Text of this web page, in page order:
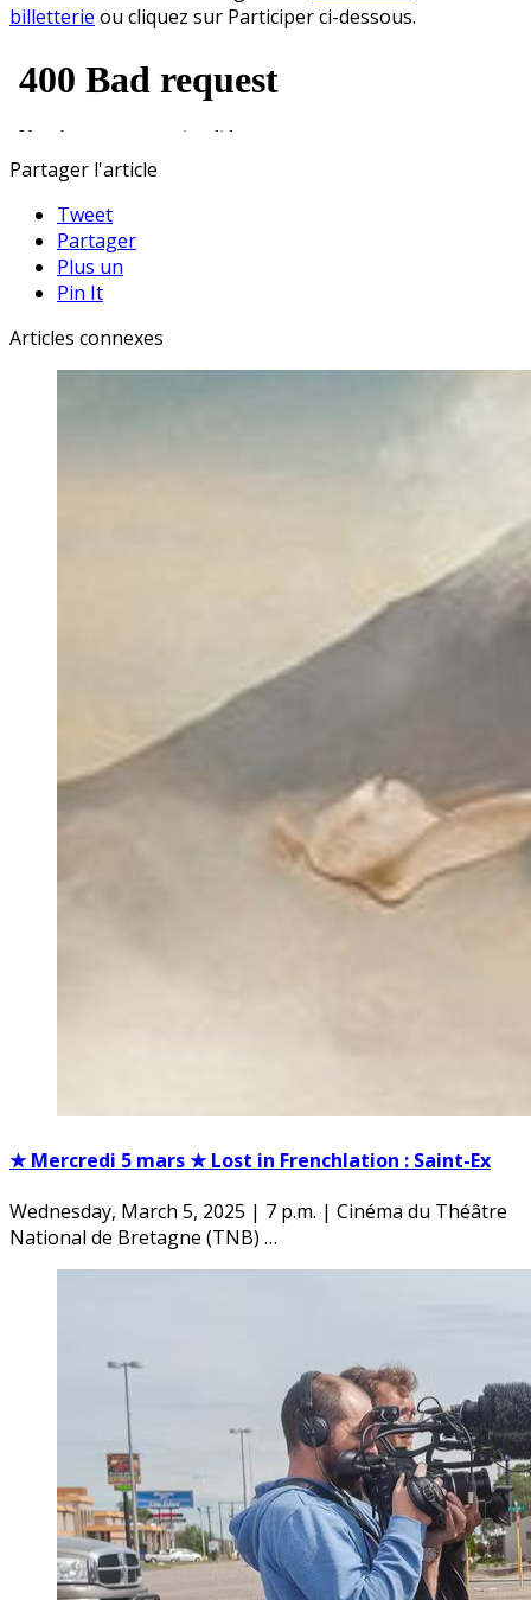
billetterie ou cliquez sur Participer ci-dessous.
Partager l'article
Tweet
Partager
Plus un
Pin It
Articles connexes
★ Mercredi 5 mars ★ Lost in Frenchlation : Saint-Ex
Wednesday, March 5, 2025 | 7 p.m. | Cinéma du Théâtre
National de Bretagne (TNB) …